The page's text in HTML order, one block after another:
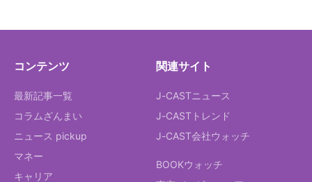
コンテンツ
最新記事一覧
コラムざんまい
ニュース pickup
マネー
キャリア
関連サイト
J-CASTニュース
J-CASTトレンド
J-CAST会社ウォッチ
BOOKウォッチ